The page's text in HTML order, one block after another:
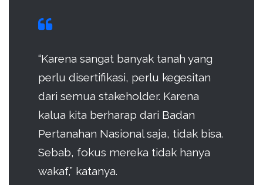
“Karena sangat banyak tanah yang
perlu disertifikasi, perlu kegesitan
dari semua stakeholder. Karena
kalua kita berharap dari Badan
Pertanahan Nasional saja, tidak bisa.
Sebab, fokus mereka tidak hanya
wakaf,” katanya.